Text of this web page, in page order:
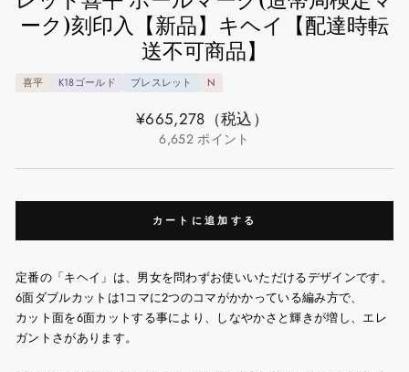
ーク)刻印入【新品】キヘイ【配達時転
送不可商品】
喜平 K18ゴールド ブレスレット N
通
¥665,278 （税込）
6,652 ポイント
カートに追加する
定番の「キヘイ」は、男女を問わずお使いいただけるデザインです。
6面ダブルカットは1コマに2つのコマがかかっている編み方で、
カット面を6面カットする事により、しなやかさと輝きが増し、エレ
ガントさがあります。